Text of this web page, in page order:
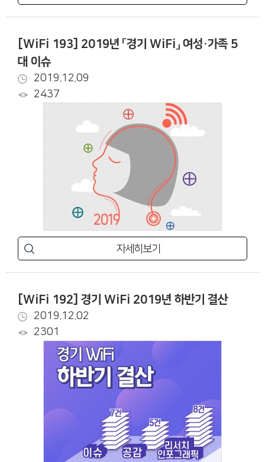
[WiFi 193] 2019년 「경기 WiFi」 여성·가족 5
대 이슈
2019.12.09
2437
자세히보기
[WiFi 192] 경기 WiFi 2019년 하반기 결산
2019.12.02
2301